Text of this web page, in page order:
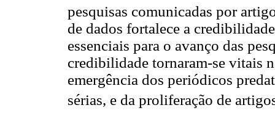
pesquisas comunicadas por
de dados fortalece a
essenciais para o avanço das
credibilidade tornaram-se vitais
emergência dos periódicos
sérias, e da proliferação de